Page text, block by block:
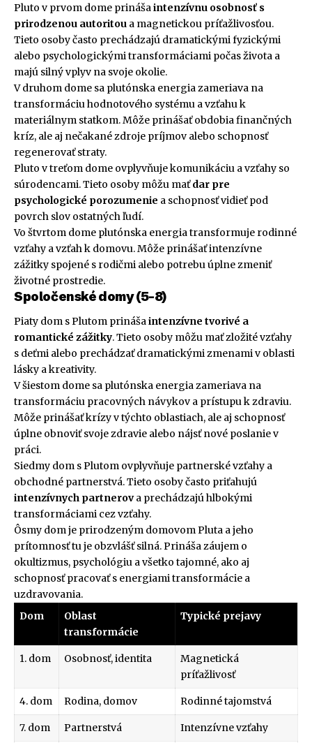
Pluto v prvom dome prinášaintenzívnu osobnosť s
prirodzenou autoritou a magnetickou príťažlivosťou.
Tieto osoby často prechádzajú dramatickými fyzickými
alebo psychologickými transformáciami počas života a
majú silný vplyv na svoje okolie.
V druhom dome sa plutónska energia zameriava na
transformáciu hodnotového systému a vzťahu k
materiálnym statkom. Môže prinášať obdobia finančných
kríz, ale aj nečakané zdroje príjmov alebo schopnosť
regenerovať straty.
Pluto v treťom dome ovplyvňuje komunikáciu a vzťahy so
súrodencami. Tieto osoby môžu maťdar pre
psychologické porozumenie a schopnosť vidieť pod
povrch slov ostatných ľudí.
Vo štvrtom dome plutónska energia transformuje rodinné
vzťahy a vzťah k domovu. Môže prinášať intenzívne
zážitky spojené s rodičmi alebo potrebu úplne zmeniť
životné prostredie.
Spoločenské domy (5-8)
Piaty dom s Plutom prinášaintenzívne tvorivé a
romantické zážitky. Tieto osoby môžu mať zložité vzťahy
s deťmi alebo prechádzať dramatickými zmenami v oblasti
lásky a kreativity.
V šiestom dome sa plutónska energia zameriava na
transformáciu pracovných návykov a prístupu k zdraviu.
Môže prinášať krízy v týchto oblastiach, ale aj schopnosť
úplne obnoviť svoje zdravie alebo nájsť nové poslanie v
práci.
Siedmy dom s Plutom ovplyvňuje partnerské vzťahy a
obchodné partnerstvá. Tieto osoby často priťahujú
intenzívnych partnerova prechádzajú hlbokými
transformáciami cez vzťahy.
Ôsmy dom je prirodzeným domovom Pluta a jeho
prítomnosť tu je obzvlášť silná. Prináša záujem o
okultizmus, psychológiu a všetko tajomné, ako aj
schopnosť pracovať s energiami transformácie a
uzdravovania.
Dom
Oblast
transformácie
Typické prejavy
1. dom Osobnosť, identita
Magnetická
príťažlivosť
4. dom Rodina, domov Rodinné tajomstvá
7. dom Partnerstvá Intenzívne vzťahy